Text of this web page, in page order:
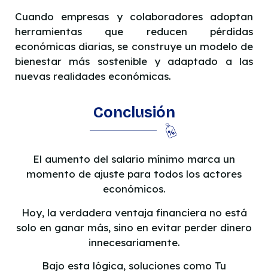
Cuando empresas y colaboradores adoptan
herramientas que reducen pérdidas
económicas diarias, se construye un modelo de
bienestar más sostenible y adaptado a las
nuevas realidades económicas.
Conclusión
El aumento del salario mínimo marca un
momento de ajuste para todos los actores
económicos.
Hoy, la verdadera ventaja financiera no está
solo en ganar más, sino en evitar perder dinero
innecesariamente.
Bajo esta lógica, soluciones como Tu